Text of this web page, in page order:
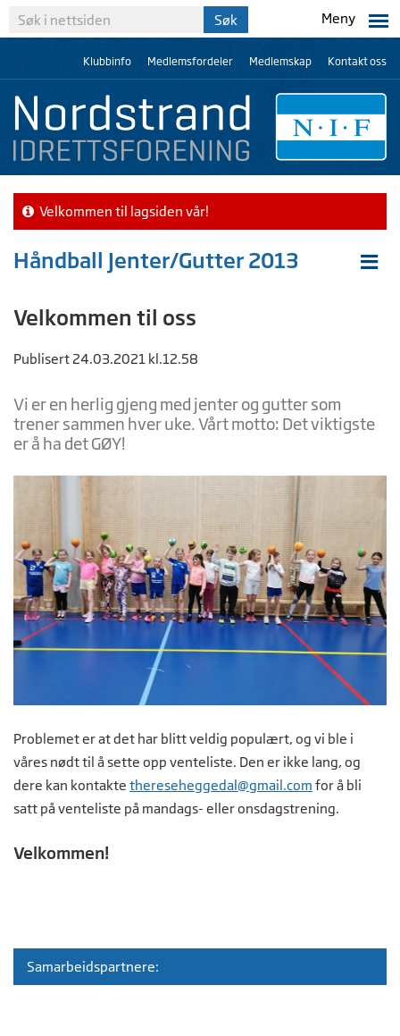
Meny
Klubbinfo Medlemsfordeler Medlemskap Kontakt oss
Velkommen til lagsiden vår!
Håndball Jenter/Gutter 2013
Velkommen til oss
Publisert 24.03.2021 kl.12.58
Vi er en herlig gjeng med jenter og gutter som
trener sammen hver uke. Vårt motto: Det viktigste
er å ha det GØY!
Problemet er at det har blitt veldig populært, og vi ble i
våres nødt til å sette opp venteliste. Den er ikke lang, og
dere kan kontakte thereseheggedal@gmail.com for å bli
satt på venteliste på mandags- eller onsdagstrening.
Velkommen!
Samarbeidspartnere: